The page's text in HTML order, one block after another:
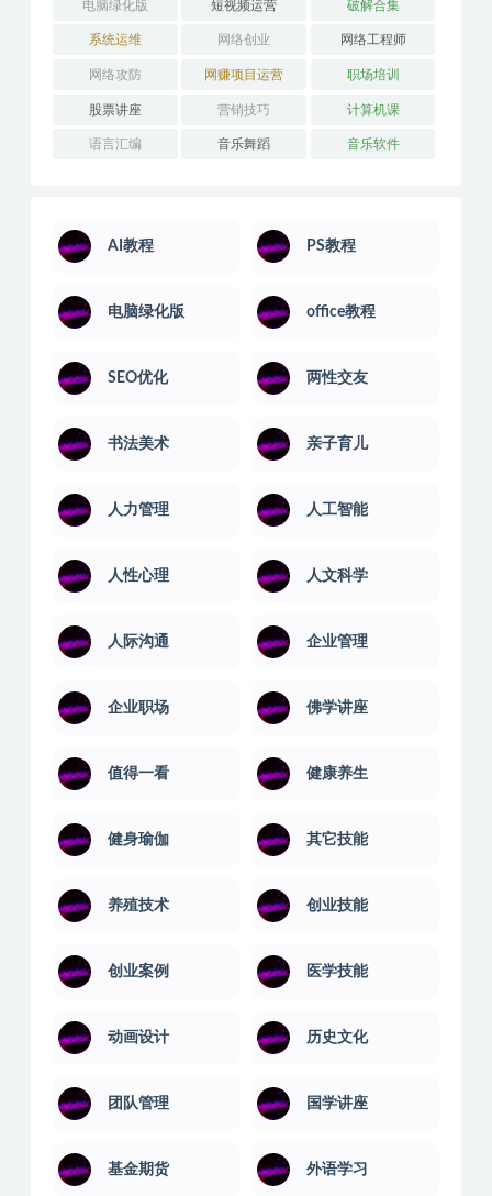
电脑绿化版 短视频运营 破解合集
系统运维 网络创业 网络工程师
网络攻防 网赚项目运营 职场培训
股票讲座 营销技巧 计算机课
语言汇编 音乐舞蹈 音乐软件
AI教程 PS教程
电脑绿化版 office教程
SEO优化 两性交友
书法美术 亲子育儿
人力管理 人工智能
人性心理 人文科学
人际沟通 企业管理
企业职场 佛学讲座
值得一看 健康养生
健身瑜伽 其它技能
养殖技术 创业技能
创业案例 医学技能
动画设计 历史文化
团队管理 国学讲座
基金期货 外语学习